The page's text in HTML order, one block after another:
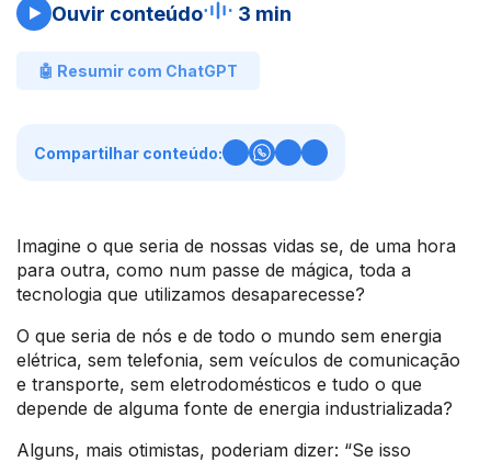
Ouvir conteúdo 3 min
🤖 Resumir com ChatGPT
Compartilhar conteúdo:
Imagine o que seria de nossas vidas se, de uma hora
para outra, como num passe de mágica, toda a
tecnologia que utilizamos desaparecesse?
O que seria de nós e de todo o mundo sem energia
elétrica, sem telefonia, sem veículos de comunicação
e transporte, sem eletrodomésticos e tudo o que
depende de alguma fonte de energia industrializada?
Alguns, mais otimistas, poderiam dizer: “Se isso